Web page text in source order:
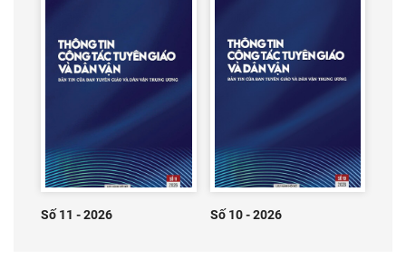
Số 11 - 2026 Số 10 - 2026